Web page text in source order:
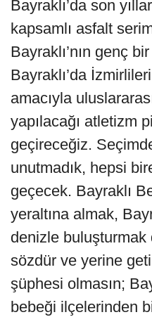
Bayraklı’da son
kapsamlı asfalt
Bayraklı’nın genç
Bayraklı’da
amacıyla
yapılacağı atletizm
geçireceğiz.
unutmadık, hepsi
geçecek. Bayraklı
yeraltına almak,
denizle
sözdür ve yerine
şüphesi olmasın;
bebeği ilçelerinden